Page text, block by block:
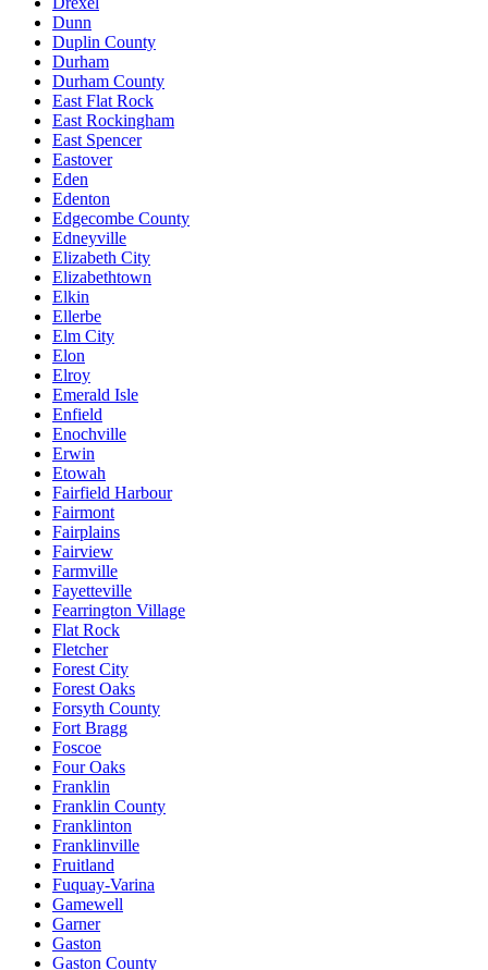
Dunn
Duplin County
Durham
Durham County
East Flat Rock
East Rockingham
East Spencer
Eastover
Eden
Edenton
Edgecombe County
Edneyville
Elizabeth City
Elizabethtown
Elkin
Ellerbe
Elm City
Elon
Elroy
Emerald Isle
Enfield
Enochville
Erwin
Etowah
Fairfield Harbour
Fairmont
Fairplains
Fairview
Farmville
Fayetteville
Fearrington Village
Flat Rock
Fletcher
Forest City
Forest Oaks
Forsyth County
Fort Bragg
Foscoe
Four Oaks
Franklin
Franklin County
Franklinton
Franklinville
Fruitland
Fuquay-Varina
Gamewell
Garner
Gaston
Gaston County